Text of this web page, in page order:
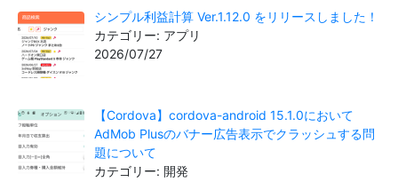
シンプル利益計算 Ver.1.12.0 をリリースしました！
カテゴリー: アプリ
2026/07/27
【Cordova】cordova-android 15.1.0において
AdMob Plusのバナー広告表示でクラッシュする問
題について
カテゴリー: 開発